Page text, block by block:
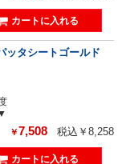
ッタシートゴールド
￥7,508 税込￥8,258